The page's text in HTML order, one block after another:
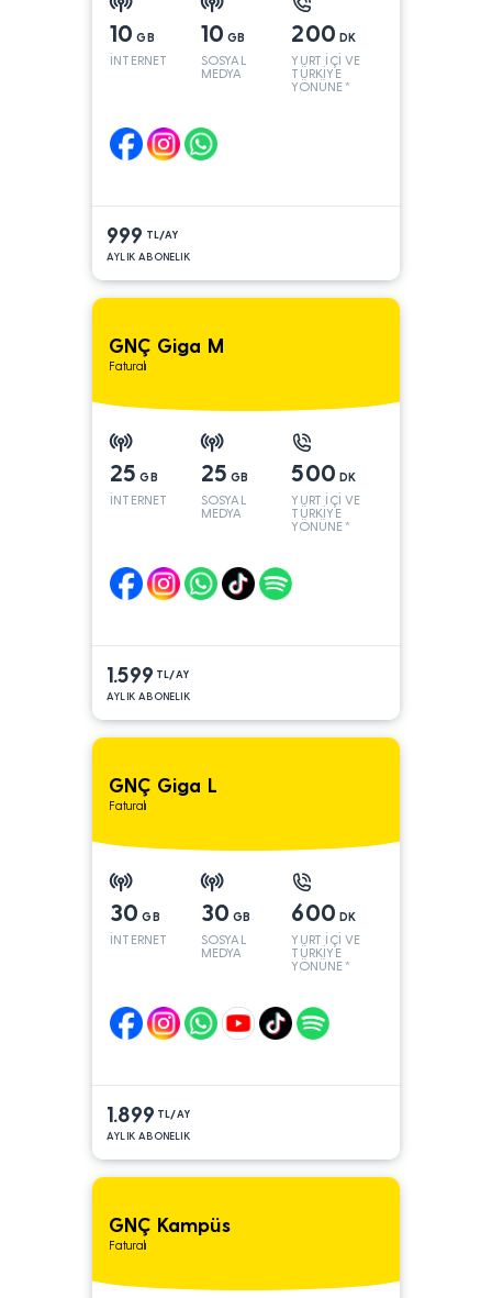
10 GB
İNTERNET
10 GB
SOSYAL
MEDYA
200 DK
YURT İÇİ VE
TÜRKİYE
YÖNÜNE*
999 TL/AY
AYLIK ABONELIK
GNÇ Giga M
Faturalı
25 GB
İNTERNET
25 GB
SOSYAL
MEDYA
500 DK
YURT İÇİ VE
TÜRKİYE
YÖNÜNE*
1.599 TL/AY
AYLIK ABONELIK
GNÇ Giga L
Faturalı
30 GB
İNTERNET
30 GB
SOSYAL
MEDYA
600 DK
YURT İÇİ VE
TÜRKİYE
YÖNÜNE*
1.899 TL/AY
AYLIK ABONELIK
GNÇ Kampüs
Faturalı